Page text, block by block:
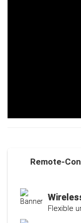
Remote-
Flexible
Kalibrierungsfunktion
Das Steuergerät